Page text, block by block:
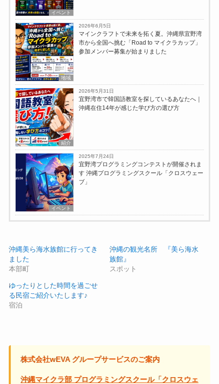
イベント
地域
2026年6月5日
マインクラフトで未来を拓く夏。沖縄県宜野湾
市から全国へ挑む「Road to マイクラカップ」
参加メンバー募集が始まりました
紹介
2026年5月31日
宜野湾市で韓国語教室を探しているあなたへ｜
沖縄在住14年が感じた学び方の選び方
イベント
2025年7月24日
宜野湾プログラミングコンテストが開催されま
す 沖縄プログラミングスクール「クロスウェー
ブ」
沖縄美ら海水族館に行ってき
ました
本部町
沖縄の観光名所 『美ら海水
族館』
スポット
ゆったりとした時間を過ごせ
る民宿ご紹介いたします♪
宿泊
株式会社wEVA グループサービスのご案内
沖縄マイクラ部 プログラミングスクール「クロスウェ